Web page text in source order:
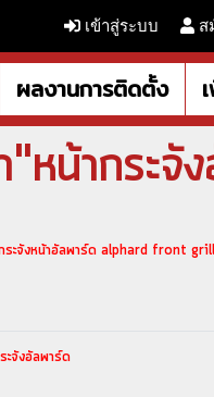
เข้าสู่ระบบ ส
ผลงานการติดตั้ง
หน้ากระจั
กระจังหน้าอัลพาร์ด alphard front
ะจังอัลพาร์ด